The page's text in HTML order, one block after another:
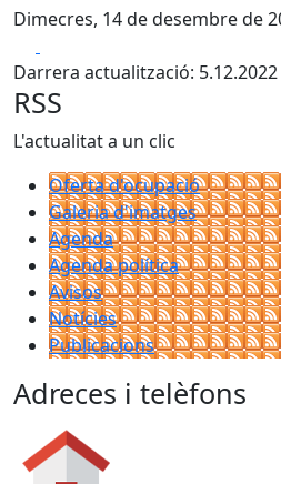
Dimecres, 14 de desembre de
Darrera actualització:
RSS
L'actualitat a un clic
Oferta d'ocupació
Galeria d'imatges
Agenda
Agenda política
Avisos
Notícies
Publicacions
Adreces i telèfons